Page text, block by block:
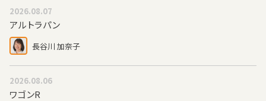
2026.08.07
アルトラパン
長谷川 加奈子
2026.08.06
ワゴンR